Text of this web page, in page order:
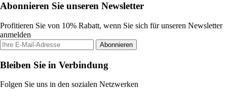
Abonnieren Sie unseren Newsletter
Profitieren Sie von 10% Rabatt, wenn Sie sich für unseren Newsletter
anmelden
Abonnieren
Bleiben Sie in Verbindung
Folgen Sie uns in den sozialen Netzwerken